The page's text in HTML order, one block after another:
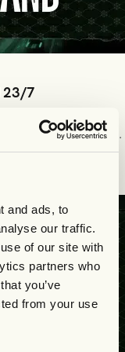
and ads, to
our traffic.
of our site with
partners who
you’ve
from your use
23/7
mot FC
kl 19.00! Fredrik
trupp till